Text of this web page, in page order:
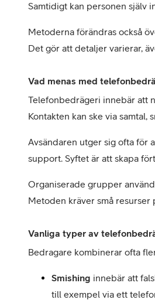
Samtidigt kan personen själv
Metoderna förändras också
Det gör att detaljer varierar,
Vad menas med
Telefonbedrägeri innebär att
Kontakten kan ske via
Avsändaren utger sig ofta för
support. Syftet är att skapa
Organiserade grupper
Metoden kräver små resurser
Vanliga typer av
Bedragare kombinerar ofta
Smishing innebär att
till exempel via ett